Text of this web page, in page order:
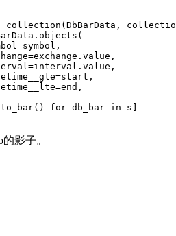
for db_bar in s]
影子。